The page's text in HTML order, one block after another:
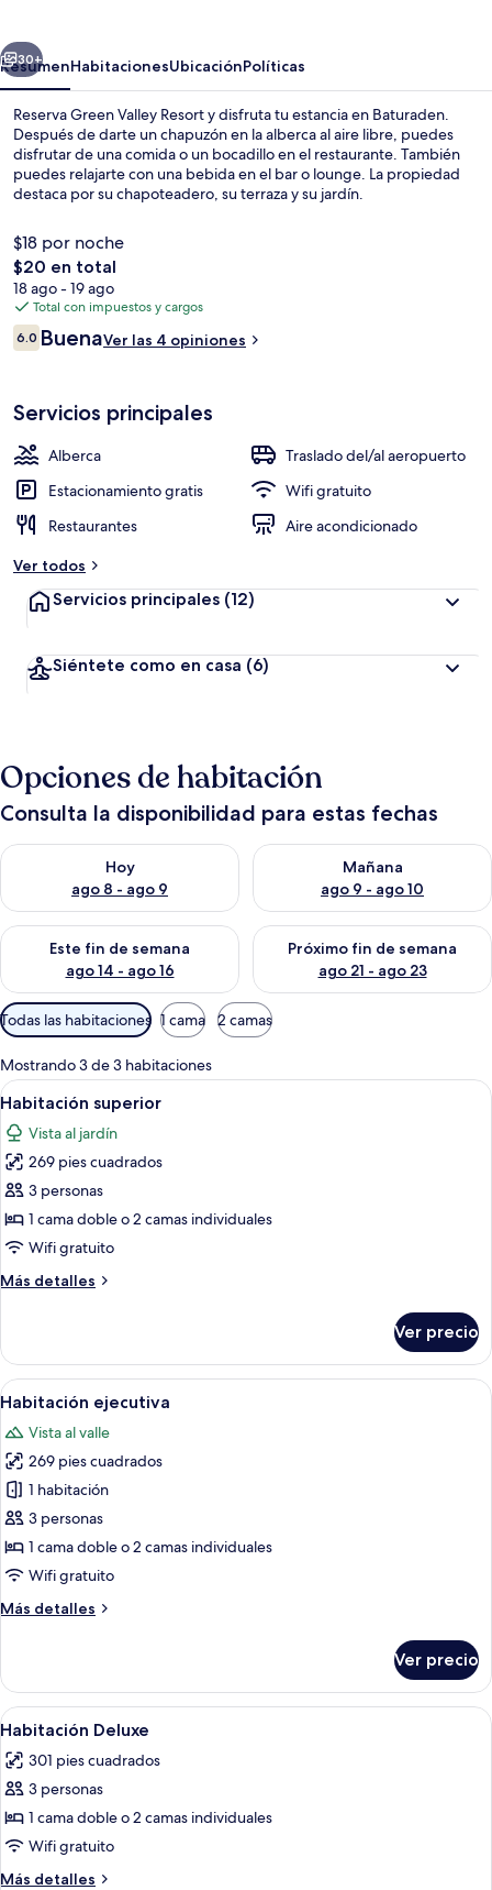
Siguiente
30+
ResumenHabitacionesUbicaciónPolíticas
Reserva Green Valley Resort y disfruta tu estancia en Baturaden.
Después de darte un chapuzón en la alberca al aire libre, puedes
disfrutar de una comida o un bocadillo en el restaurante. También
puedes relajarte con una bebida en el bar o lounge. La propiedad
destaca por su chapoteadero, su terraza y su jardín.
$18 por noche
El
precio
total
es
de
$20 en total
18 ago - 19 ago
Total con impuestos y cargos
Opiniones
6.06.0 de 10,
BuenaVer las 4 opiniones
Servicios principales
Alberca
Traslado del/al aeropuerto
Estacionamiento gratis
Wifi gratuito
Restaurantes
Aire acondicionado
Ver todos
Servicios principales (12)
Siéntete como en casa (6)
Opciones de habitación
Consulta la disponibilidad para estas fechas
Hoy
ago 8 - ago 9
Consulta la disponibilidad para hoy ago 8 - ago 9
Mañana
ago 9 - ago 10
Consulta la disponibilidad
Este fin de semana
ago 14 - ago 16
Consulta la disponibilidad para este fin de semana ago 14 -
Próximo fin de semana
ago 21 - ago 23
Consulta la disponibilidad
Filtros
disponibles
para
las
habitaciones
Todas las habitaciones 1 cama 2 camas
Mostrando 3 de 3 habitaciones
Abrir
todas
las
fotos
de
Habitación
superior
Habitación de hotel con un
9
Habitación superior
Vista al jardín
269 pies cuadrados
3 personas
1 cama doble o 2 camas individuales
Wifi gratuito
Más detalles
Más
superior
Ver precio
Abrir
todas
las
fotos
de
Habitación
ejecutiva
Habitación de hotel con una cama
9
Habitación ejecutiva
Vista al valle
269 pies cuadrados
1 habitación
3 personas
1 cama doble o 2 camas individuales
Wifi gratuito
Más detalles
Más
ejecutiva
Ver precio
Abrir
todas
las
fotos
de
Habitación
Deluxe
Habitación de hotel con una cama
9
Habitación Deluxe
301 pies cuadrados
3 personas
1 cama doble o 2 camas individuales
Wifi gratuito
Más detalles
Más